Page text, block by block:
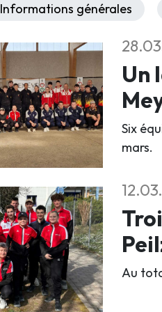
Informations générales
Un
Six
mars.
Au